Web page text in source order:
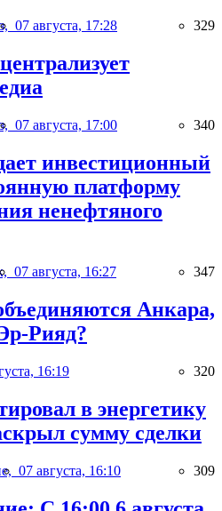
07 августа, 17:28 329
07 августа, 17:00 340
инвестиционный
платформу
ненефтяного
07 августа, 16:27 347
Анкара,
Рияд?
16:19 320
в энергетику
сумму сделки
07 августа, 16:10 309